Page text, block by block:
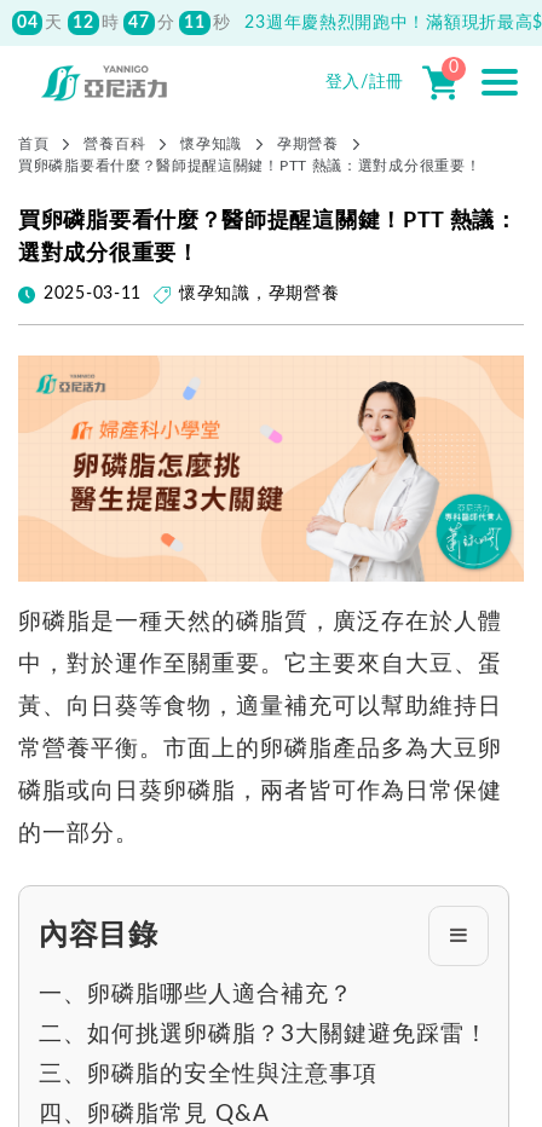
04 天 12 時 47 分 10 秒 23週年慶熱烈開跑中！滿額現折最高
登入/註冊
0
首頁 營養百科 懷孕知識
孕期營養
買卵磷脂要看什麼？醫師提醒這關鍵！PTT 熱議：選對成分很重要！
買卵磷脂要看什麼？醫師提醒這關鍵！PTT 熱議：
選對成分很重要！
2025-03-11 懷孕知識 ， 孕期營養
卵磷脂是一種天然的磷脂質，廣泛存在於人體
中，對於運作至關重要。它主要來自大豆、蛋
黃、向日葵等食物，適量補充可以幫助維持日
常營養平衡。市面上的卵磷脂產品多為大豆卵
磷脂或向日葵卵磷脂，兩者皆可作為日常保健
的一部分。
內容目錄
一、卵磷脂哪些人適合補充？
二、如何挑選卵磷脂？3大關鍵避免踩雷！
三、卵磷脂的安全性與注意事項
四、卵磷脂常見 Q&A